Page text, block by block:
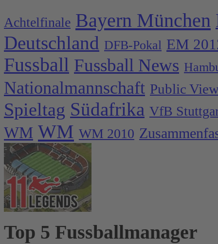
Achtelfinale Bayern München
Deutschland DFB-Pokal EM
Fussball Fussball News
Nationalmannschaft Public
Spieltag Südafrika VfB
WM WM WM 2010
Top 5 Fussballmanager